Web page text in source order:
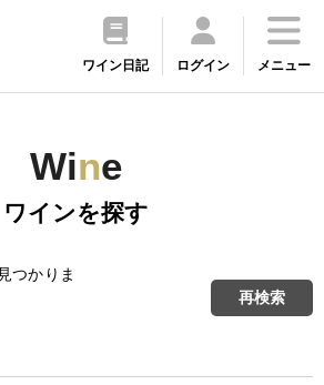
ワイン日記 ログイン メニュー
Wine
ワインを探す
つかりま
再検索